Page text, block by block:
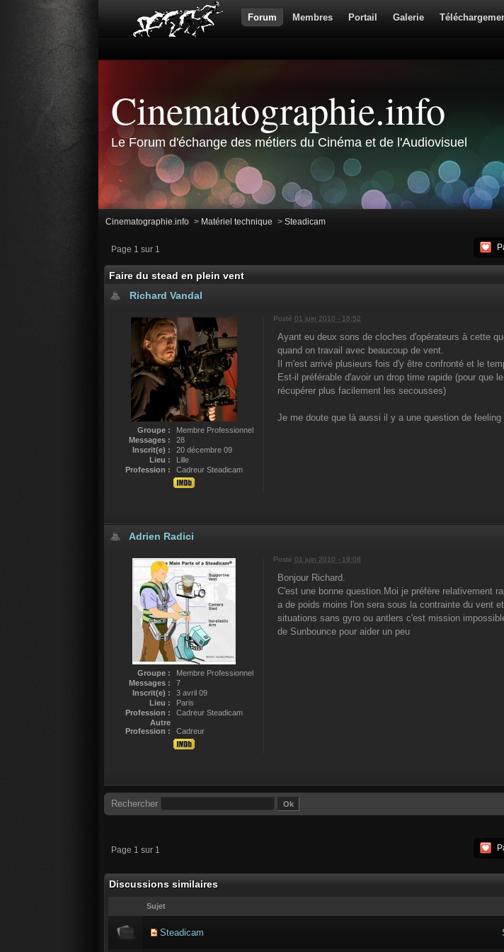
Forum Membres Portail Galerie
Cinematographie.info
Le Forum d'échange des métiers du Cinéma et de l'Audiovisuel
Cinematographie.info > Matériel technique > Steadicam
Page 1 sur 1
Faire du stead en plein vent
Richard Vandal
Groupe :
Membre Professionnel
Messages :
28
Inscrit(e) :
20 décembre 09
Lieu :
Lille
Profession :
Cadreur Steadicam
Posté 01 juin 2010 - 18:52
Ayant eu deux sons de cloches d'opérateurs à cette
quand on travail avec beaucoup de vent.
Il m'est arrivé plusieurs fois d'y être confronté et le
Est-il préférable d'avoir un drop time rapide (pour que
récupérer plus facilement les secousses)
Je me doute que là aussi il y a une question de
Adrien Radici
Groupe :
Membre Professionnel
Messages :
7
Inscrit(e) :
3 avril 09
Lieu :
Paris
Profession :
Cadreur Steadicam
Autre
Profession :
Cadreur
Posté 01 juin 2010 - 19:08
Bonjour Richard.
C'est une bonne question.Moi je préfère relativement
a de poids moins l'on sera sous la contrainte du vent
situations sans gyro ou antlers c'est mission
de Sunbounce pour aider un peu
Rechercher
Page 1 sur 1
Discussions similaires
Sujet
Steadicam